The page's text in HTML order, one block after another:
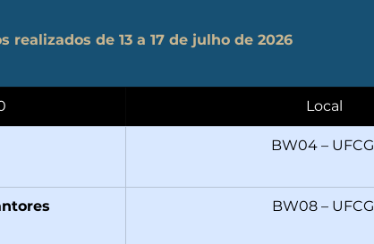
realizados de 13 a 17 de julho de 2026
Local
BW04 – UFCG
BW08 – UFCG